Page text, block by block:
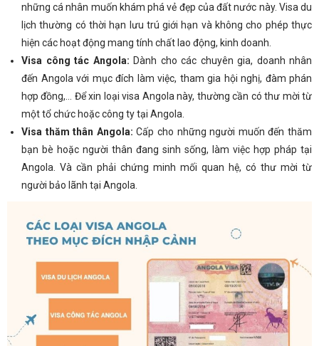
những cá nhân muốn khám phá vẻ đẹp của đất nước này. Visa du
lịch thường có thời hạn lưu trú giới hạn và không cho phép thực
hiện các hoạt động mang tính chất lao động, kinh doanh.
Visa công tác Angola: Dành cho các chuyên gia, doanh nhân
đến Angola với mục đích làm việc, tham gia hội nghị, đàm phán
hợp đồng,… Để xin loại visa Angola này, thường cần có thư mời từ
một tổ chức hoặc công ty tại Angola.
Visa thăm thân Angola:Cấp cho những người muốn đến thăm
bạn bè hoặc người thân đang sinh sống, làm việc hợp pháp tại
Angola. Và cần phải chứng minh mối quan hệ, có thư mời từ
người bảo lãnh tại Angola.